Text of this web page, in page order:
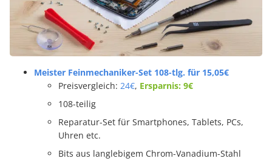
Meister Feinmechaniker-Set 108-tlg. für 15,05€
Preisvergleich: 24€, Ersparnis: 9€
108-teilig
Reparatur-Set für Smartphones, Tablets, PCs,
Uhren etc.
Bits aus langlebigem Chrom-Vanadium-Stahl